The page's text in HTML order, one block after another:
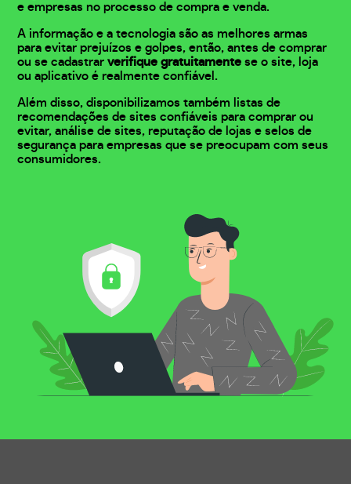
e empresas no processo de compra e venda.
A informação e a tecnologia são as melhores armas
para evitar prejuízos e golpes, então, antes de comprar
ou se cadastrarverifique gratuitamente se o site, loja
ou aplicativo é realmente confiável.
Além disso, disponibilizamos também listas de
recomendações de sites confiáveis para comprar ou
evitar, análise de sites, reputação de lojas e selos de
segurança para empresas que se preocupam com seus
consumidores.